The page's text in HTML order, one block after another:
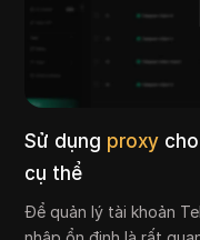
Sử dụng proxy
cụ thể
Để quản lý tài khoản